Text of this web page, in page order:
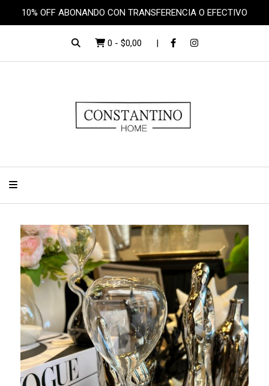
10% OFF ABONANDO CON TRANSFERENCIA O EFECTIVO
0 - $0,00